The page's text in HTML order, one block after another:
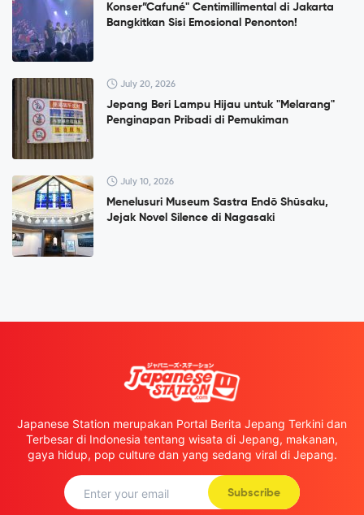
Konser”Cafuné" Centimillimental di Jakarta
Bangkitkan Sisi Emosional Penonton!
July 20, 2026
Jepang Beri Lampu Hijau untuk "Melarang"
Penginapan Pribadi di Pemukiman
July 10, 2026
Menelusuri Museum Sastra Endō Shūsaku,
Jejak Novel Silence di Nagasaki
Japanese Station merupakan Portal Berita Jepang Terkini dan
Terbesar di Indonesia tentang wisata di Jepang, makanan,
gaya hidup, pop culture dan yang sedang viral di Jepang.
Subscribe